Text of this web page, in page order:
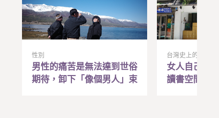
性別
男性的痛苦是無法達到世俗
期待，卸下「像個男人」束
台灣史上的人事物
女人自己的
讀書空間，